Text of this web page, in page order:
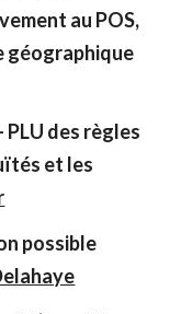
au POS,
géographique
PLU des règles
et les
possible